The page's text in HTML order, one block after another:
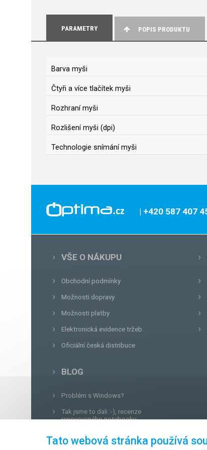
PARAMETRY POPIS PRODUKTU
Barva myši
Čtyři a více tlačítek myši
Rozhraní myši
Rozlišení myši (dpi)
Technologie snímání myši
| +420 587 407
VŠE O NÁKUPU
Obchodní podmínky
Možnosti dopravy
Možnosti platby
Elektronická evidence tržeb
Oficiální česká distribuce
BLOG
Problém s Windows?
Tak jsme to dali :-), recenze
renovovaného notebooku.
Unboxing, zatím jsme na tom dobře...
Tato webová stránka používá